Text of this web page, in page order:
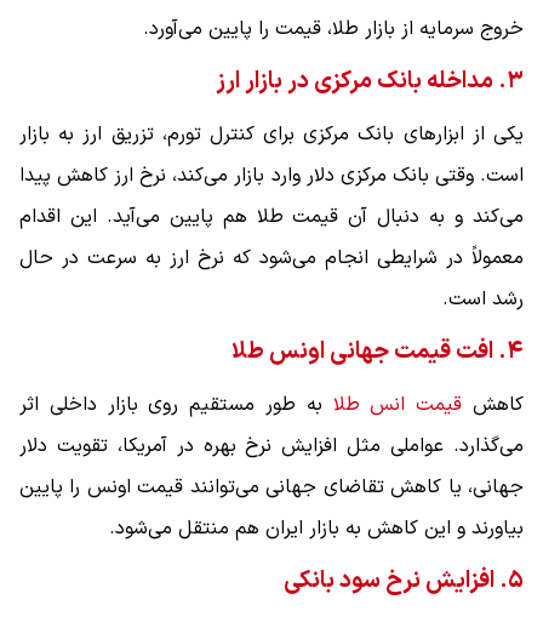
خروج سرمایه از بازار طلا، قیمت را پایین می‌آورد.
۳. مداخله بانک مرکزی در بازار ارز
یکی از ابزارهای بانک مرکزی برای کنترل تورم، تزریق ارز به بازار
است. وقتی بانک مرکزی دلار وارد بازار می‌کند، نرخ ارز کاهش پیدا
می‌کند و به دنبال آن قیمت طلا هم پایین می‌آید. این اقدام
معمولاً در شرایطی انجام می‌شود که نرخ ارز به سرعت در حال
رشد است.
۴. افت قیمت جهانی اونس طلا
کاهش قیمت انس طلا به طور مستقیم روی بازار داخلی اثر
می‌گذارد. عواملی مثل افزایش نرخ بهره در آمریکا، تقویت دلار
جهانی، یا کاهش تقاضای جهانی می‌توانند قیمت اونس را پایین
بیاورند و این کاهش به بازار ایران هم منتقل می‌شود.
۵. افزایش نرخ سود بانکی